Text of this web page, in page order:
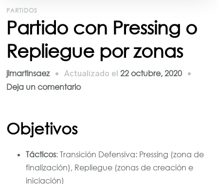
PARTIDOS
Partido con Pressing o
Repliegue por zonas
jlmartinsaez Actualizado el22 octubre, 2020
Deja un comentarioen
Repliegue
por
Objetivos
Tácticos: Transición Defensiva: Pressing (zona de
finalización), Repliegue (zonas de creación e
iniciación)